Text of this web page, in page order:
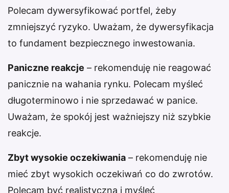
Polecam dywersyfikować portfel, żeby
zmniejszyć ryzyko. Uważam, że dywersyfikacja
to fundament bezpiecznego inwestowania.
Paniczne reakcje – rekomenduję nie reagować
panicznie na wahania rynku. Polecam myśleć
długoterminowo i nie sprzedawać w panice.
Uważam, że spokój jest ważniejszy niż szybkie
reakcje.
Zbyt wysokie oczekiwania – rekomenduję nie
mieć zbyt wysokich oczekiwań co do zwrotów.
Polecam być realistyczną i myśleć